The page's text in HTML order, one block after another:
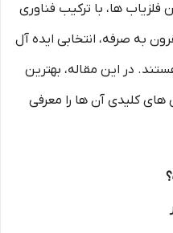
ها، با ترکیب فناوری
به صرفه، انتخابی ایده آل
در این مقاله، بهترین
های کلیدی آن ها را معرفی